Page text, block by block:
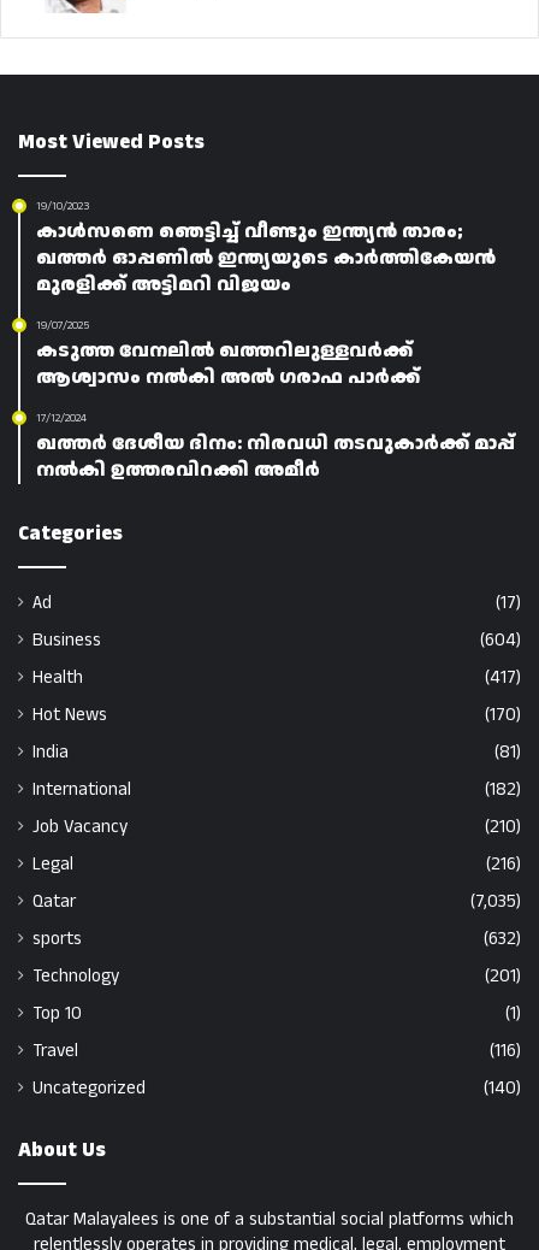
Most Viewed Posts
19/10/2023
കാൾസണെ ഞെട്ടിച്ച് വീണ്ടും ഇന്ത്യൻ താരം;
ഖത്തർ ഓപ്പണിൽ ഇന്ത്യയുടെ കാർത്തികേയൻ
മുരളിക്ക് അട്ടിമറി വിജയം
19/07/2025
കടുത്ത വേനലിൽ ഖത്തറിലുള്ളവർക്ക്
ആശ്വാസം നൽകി അൽ ഗരാഫ പാർക്ക്
17/12/2024
ഖത്തർ ദേശീയ ദിനം: നിരവധി തടവുകാർക്ക് മാപ്പ്
നൽകി ഉത്തരവിറക്കി അമീർ
Categories
Ad
(17)
Business
(604)
Health
(417)
Hot News
(170)
India
(81)
International
(182)
Job Vacancy
(210)
Legal
(216)
Qatar
(7,035)
sports
(632)
Technology
(201)
Top 10
(1)
Travel
(116)
Uncategorized
(140)
About Us
Qatar Malayalees is one of a substantial social platforms which
relentlessly operates in providing medical, legal, employment